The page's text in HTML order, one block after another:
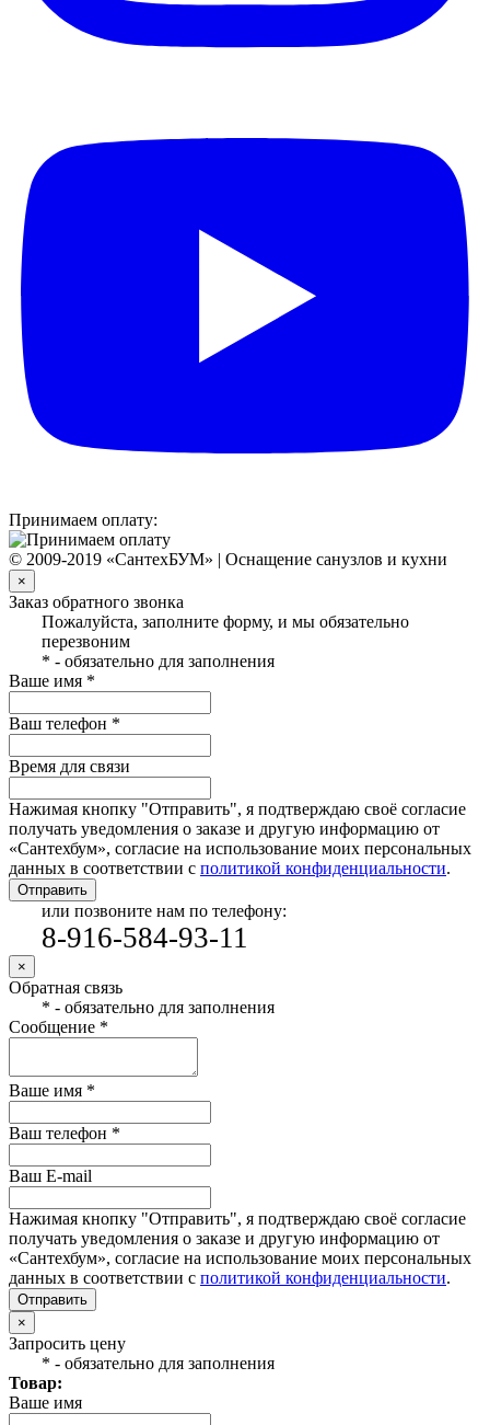
Принимаем оплату:
© 2009-2019 «СантехБУМ» | Оснащение санузлов и кухни
×
Заказ обратного звонка
Пожалуйста, заполните форму, и мы обязательно
перезвоним
* - обязательно для заполнения
Ваше имя *
Ваш телефон *
Время для связи
Нажимая кнопку "Отправить", я подтверждаю своё согласие
получать уведомления о заказе и другую информацию от
«Сантехбум», согласие на использование моих персональных
данных в соответствии с политикой конфиденциальности.
Отправить
или позвоните нам по телефону:
8-916-584-93-11
×
Обратная связь
* - обязательно для заполнения
Сообщение *
Ваше имя *
Ваш телефон *
Ваш E-mail
Нажимая кнопку "Отправить", я подтверждаю своё согласие
получать уведомления о заказе и другую информацию от
«Сантехбум», согласие на использование моих персональных
данных в соответствии с политикой конфиденциальности.
Отправить
×
Запросить цену
* - обязательно для заполнения
Товар:
Ваше имя